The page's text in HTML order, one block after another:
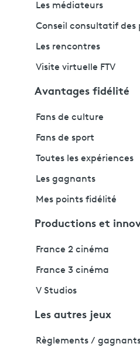
Les médiateurs
Conseil consultatif des
Les rencontres
Visite virtuelle FTV
Avantages fidélité
Fans de culture
Fans de sport
Toutes les expériences
Les gagnants
Mes points fidélité
Productions et
France 2 cinéma
France 3 cinéma
V Studios
Les autres jeux
Règlements /